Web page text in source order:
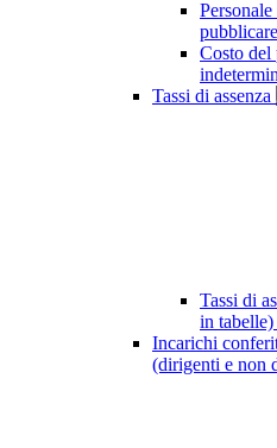
Costo del
Tassi di assenza
Tassi di
in tabelle)
Incarichi
(dirigenti e non